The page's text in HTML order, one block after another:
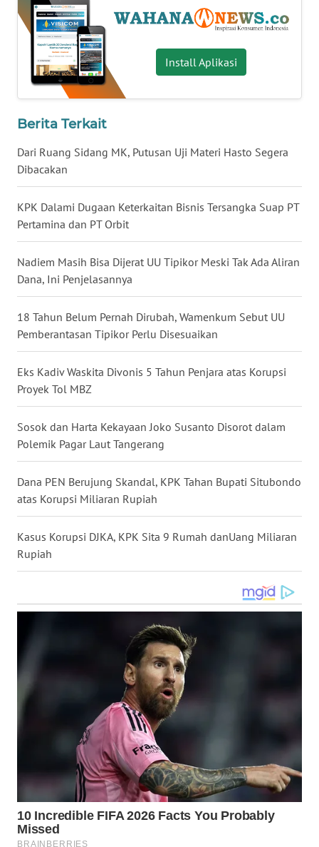
Install Aplikasi
Berita Terkait
Dari Ruang Sidang MK, Putusan Uji Materi Hasto Segera
Dibacakan
KPK Dalami Dugaan Keterkaitan Bisnis Tersangka Suap PT
Pertamina dan PT Orbit
Nadiem Masih Bisa Dijerat UU Tipikor Meski Tak Ada Aliran
Dana, Ini Penjelasannya
18 Tahun Belum Pernah Dirubah, Wamenkum Sebut UU
Pemberantasan Tipikor Perlu Disesuaikan
Eks Kadiv Waskita Divonis 5 Tahun Penjara atas Korupsi
Proyek Tol MBZ
Sosok dan Harta Kekayaan Joko Susanto Disorot dalam
Polemik Pagar Laut Tangerang
Dana PEN Berujung Skandal, KPK Tahan Bupati Situbondo
atas Korupsi Miliaran Rupiah
Kasus Korupsi DJKA, KPK Sita 9 Rumah danUang Miliaran
Rupiah
WN
NUSANTARA
WN
JOGJA
WN
WN
BALI
WN
KALBAR
WN
KALTENG
WN
KALTARA
WN
WN
WN
GORONTALO
SULUT
WN
DANAU
TOBA